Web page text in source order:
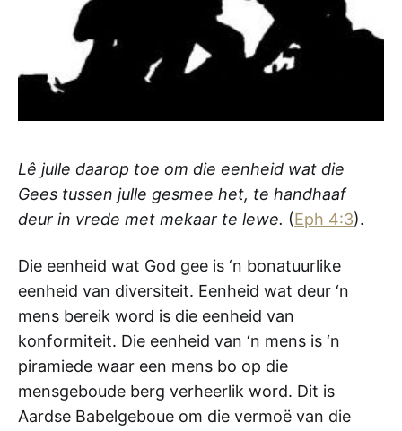
Lê julle daarop toe om die eenheid wat die
Gees tussen julle gesmee het, te handhaaf
deur in vrede met mekaar te lewe. (Eph 4:3).
Die eenheid wat God gee is ‘n bonatuurlike
eenheid van diversiteit. Eenheid wat deur ‘n
mens bereik word is die eenheid van
konformiteit. Die eenheid van ‘n mens is ‘n
piramiede waar een mens bo op die
mensgeboude berg verheerlik word. Dit is
Aardse Babelgeboue om die vermoë van die